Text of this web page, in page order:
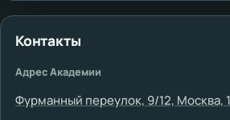
Контакты
Адрес Академии
Фурманный переулок, 9/12, Москва,